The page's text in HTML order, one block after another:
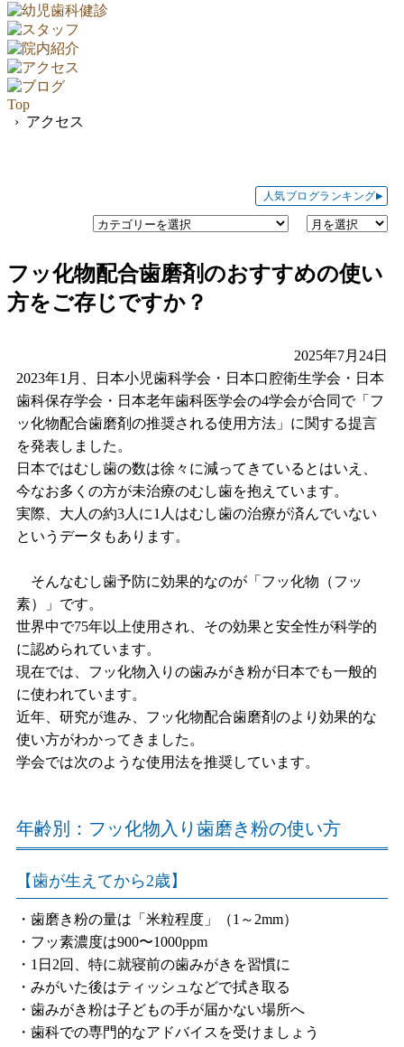
Top
› アクセス
▶
人気ブログランキング
フッ化物配合歯磨剤のおすすめの使い
方をご存じですか？
2025年7月24日
2023年1月、日本小児歯科学会・日本口腔衛生学会・日本
歯科保存学会・日本老年歯科医学会の4学会が合同で「フ
ッ化物配合歯磨剤の推奨される使用方法」に関する提言
を発表しました。
日本ではむし歯の数は徐々に減ってきているとはいえ、
今なお多くの方が未治療のむし歯を抱えています。
実際、大人の約3人に1人はむし歯の治療が済んでいない
というデータもあります。
そんなむし歯予防に効果的なのが「フッ化物（フッ
素）」です。
世界中で75年以上使用され、その効果と安全性が科学的
に認められています。
現在では、フッ化物入りの歯みがき粉が日本でも一般的
に使われています。
近年、研究が進み、フッ化物配合歯磨剤のより効果的な
使い方がわかってきました。
学会では次のような使用法を推奨しています。
年齢別：フッ化物入り歯磨き粉の使い方
【歯が生えてから2歳】
・歯磨き粉の量は「米粒程度」（1～2mm）
・フッ素濃度は900〜1000ppm
・1日2回、特に就寝前の歯みがきを習慣に
・みがいた後はティッシュなどで拭き取る
・歯みがき粉は子どもの手が届かない場所へ
・歯科での専門的なアドバイスを受けましょう